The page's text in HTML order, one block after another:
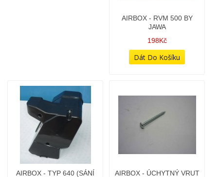
AIRBOX - RVM 500 BY
JAWA
DO BOKU)